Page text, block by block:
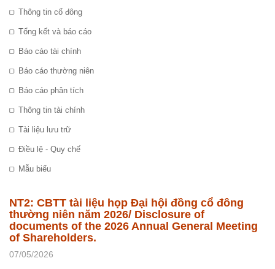
Thông tin cổ đông
Tổng kết và báo cáo
Báo cáo tài chính
Báo cáo thường niên
Báo cáo phân tích
Thông tin tài chính
Tài liệu lưu trữ
Điều lệ - Quy chế
Mẫu biểu
NT2: CBTT tài liệu họp Đại hội đồng cổ đông
thường niên năm 2026/ Disclosure of
documents of the 2026 Annual General Meeting
of Shareholders.
07/05/2026